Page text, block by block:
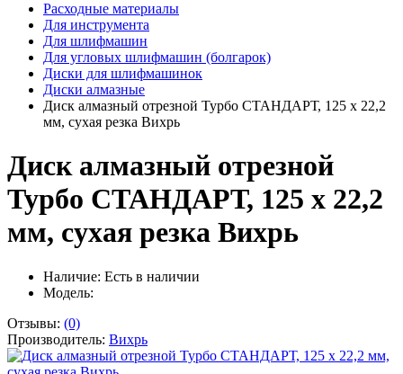
Расходные материалы
Для инструмента
Для шлифмашин
Для угловых шлифмашин (болгарок)
Диски для шлифмашинок
Диски алмазные
Диск алмазный отрезной Турбо СТАНДАРТ, 125 х 22,2
мм, сухая резка Вихрь
Диск алмазный отрезной
Турбо СТАНДАРТ, 125 х 22,2
мм, сухая резка Вихрь
Наличие: Есть в наличии
Модель:
Отзывы: (0)
Производитель: Вихрь